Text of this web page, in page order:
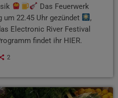
Das Feuerwerk
22.45 Uhr gezündet
,
Electronic River Festival
findet ihr HIER.
2